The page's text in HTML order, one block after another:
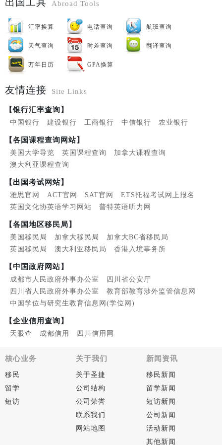
Abroad Tools
汇率换算 电话查询 航班查询
天气查询 时差查询 翻译查询
万年日历 GPA换算
友情连接 Site Links
【银行汇率查询】
中国银行 建设银行 工商银行 中信银行 农业银行
【各国课程查询网站】
美国大学导览 英国课程查询
加拿大课程查询
澳大利亚课程查询
【出国考试网站】
雅思官网 ACT官网 SAT官网
ETS托福考试网上报名
英国文化协英语学习网站
普特英语听力网
【各国地区移民局】
美国移民局 加拿大移民局
加拿大BC省移民局
英国移民局
澳大利亚移民局 香港入境事务所
【中国政府网站】
成都市人民政府外事办公室
四川省公安厅
四川省人民政府外事办公室
教育部教育涉外监管信息网
中国学位与研究生教育信息网(学位网)
【企业信用查询】
天眼查 成都信用 四川信用网
核心业务
移民
留学
短访
关于我们
关于圣捷
公司结构
公司荣誉
联系我们
网站地图
新闻资讯
移民新闻
留学新闻
短访新闻
公司新闻
活动新闻
其他新闻